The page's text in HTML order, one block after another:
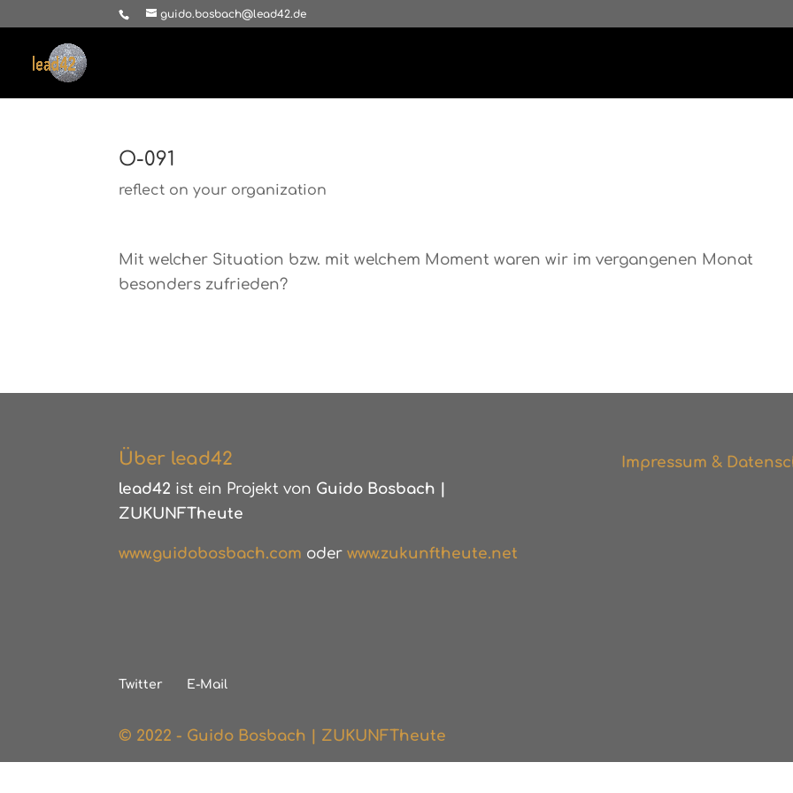
guido.bosbach@lead42.de
O-091
reflect on your organization
Mit welcher Situation bzw. mit welchem Moment waren wir im vergangenen Monat
besonders zufrieden?
Über lead42
lead42 ist ein Projekt von Guido Bosbach |
ZUKUNFTheute
www.guidobosbach.com oder www.zukunftheute.net
Impressum &
Twitter E-Mail
© 2022 - Guido Bosbach | ZUKUNFTheute